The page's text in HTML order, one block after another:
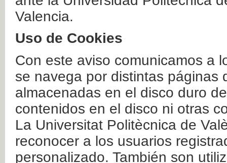
Valencia.
Uso de Cookies
Con este aviso comunicamos a
se navega por distintas páginas
almacenadas en el disco duro
contenidos en el disco ni otras
La Universitat Politècnica de
reconocer a los usuarios
personalizado. También son